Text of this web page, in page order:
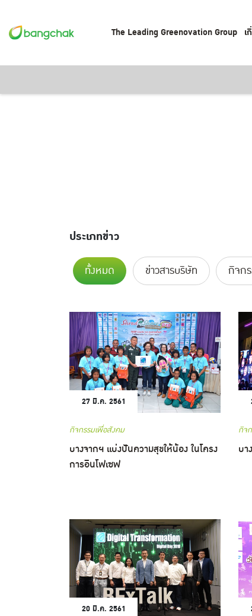
The Leading Greenovation Group เ
ประเภทข่าว
ทั้งหมด ข่าวสารบริษัท กิจก
27 มี.ค. 2561
กิจกรรมเพื่อสังคม
บางจากฯ แบ่งปันความสุขให้น้อง ในโครง
การอินโฟเซฟ
กิจ
บ
20 มี.ค. 2561